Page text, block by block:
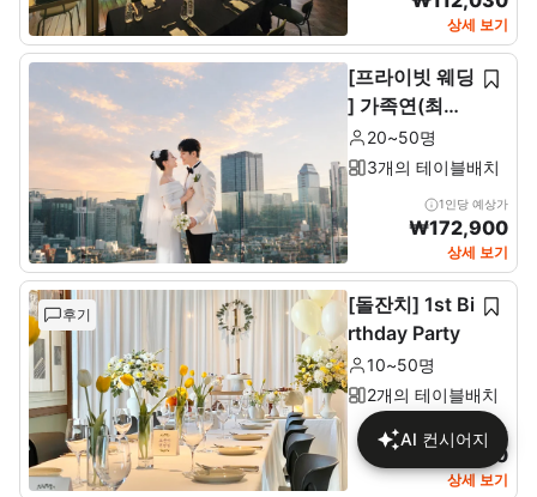
상세 보기
[프라이빗 웨딩
] 가족연(최소2
0~최대 50인)
20~50명
3개의 테이블배치
1인당 예상가
₩172,900
상세 보기
후기
[돌잔치] 1st Bi
rthday Party
10~50명
2개의 테이블배치
1인당 예상가
₩137,680
상세 보기
AI 컨시어지